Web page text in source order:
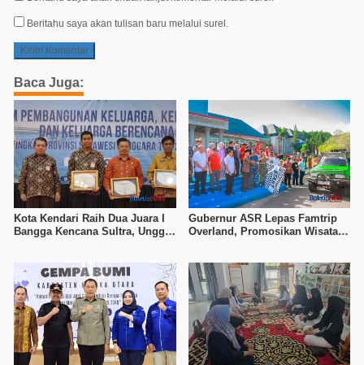
Beritahu saya akan tulisan baru melalui surel.
Baca Juga:
Kota Kendari Raih Dua Juara I
Bangga Kencana Sultra, Unggul
Gubernur ASR Lepas Famtrip
Overland, Promosikan Wisata